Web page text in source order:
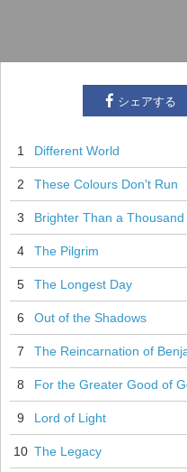
シェアする
1 Different World
2 These Colours Don't Run
3 Brighter Than a Thousand
4 The Pilgrim
5 The Longest Day
6 Out of the Shadows
7 The Reincarnation of
8 For the Greater Good of
9 Lord of Light
10 The Legacy